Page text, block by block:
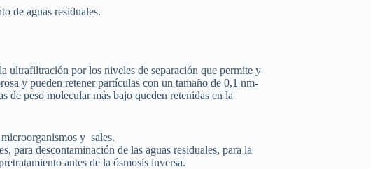
de aguas residuales.
ultrafiltración por los niveles de separación que permite y
y pueden retener partículas con un tamaño de 0,1 nm-
peso molecular más bajo queden retenidas en la
y sales.
para descontaminación de las aguas residuales, para la
antes de la ósmosis inversa.